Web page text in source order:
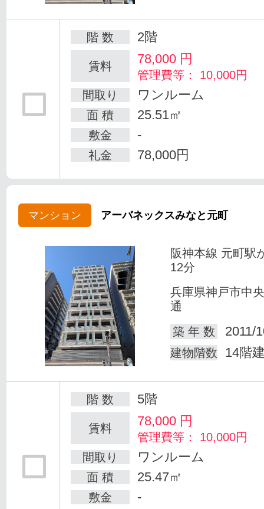
階 数 2階
賃料 78,000 円
管理費等： 10,000円
間取り
ワンルーム
面 積 25.51㎡
敷金 -
礼金 78,000円
マンション アーバネックスみなと元町
阪神本線 元町駅
12分
兵庫県神戸市中
通
築 年 数
2011/
建物階数 14階
階 数 5階
賃料 78,000 円
管理費等： 10,000円
間取り
ワンルーム
面 積 25.47㎡
敷金 -